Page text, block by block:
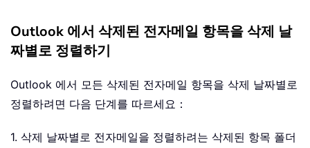
Outlook 에서 삭제된 전자메일 항목을 삭제 날
짜별로 정렬하기
Outlook 에서 모든 삭제된 전자메일 항목을 삭제 날짜별로
정렬하려면 다음 단계를 따르세요：
1. 삭제 날짜별로 전자메일을 정렬하려는 삭제된 항목 폴더